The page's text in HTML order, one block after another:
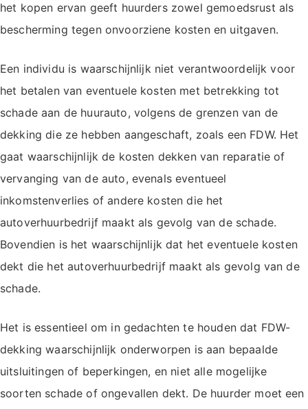
het kopen ervan geeft huurders zowel gemoedsrust als
bescherming tegen onvoorziene kosten en uitgaven.
Een individu is waarschijnlijk niet verantwoordelijk voor
het betalen van eventuele kosten met betrekking tot
schade aan de huurauto, volgens de grenzen van de
dekking die ze hebben aangeschaft, zoals een FDW. Het
gaat waarschijnlijk de kosten dekken van reparatie of
vervanging van de auto, evenals eventueel
inkomstenverlies of andere kosten die het
autoverhuurbedrijf maakt als gevolg van de schade.
Bovendien is het waarschijnlijk dat het eventuele kosten
dekt die het autoverhuurbedrijf maakt als gevolg van de
schade.
Het is essentieel om in gedachten te houden dat FDW-
dekking waarschijnlijk onderworpen is aan bepaalde
uitsluitingen of beperkingen, en niet alle mogelijke
soorten schade of ongevallen dekt. De huurder moet een